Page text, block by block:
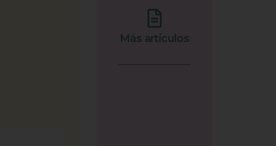
Más artículos